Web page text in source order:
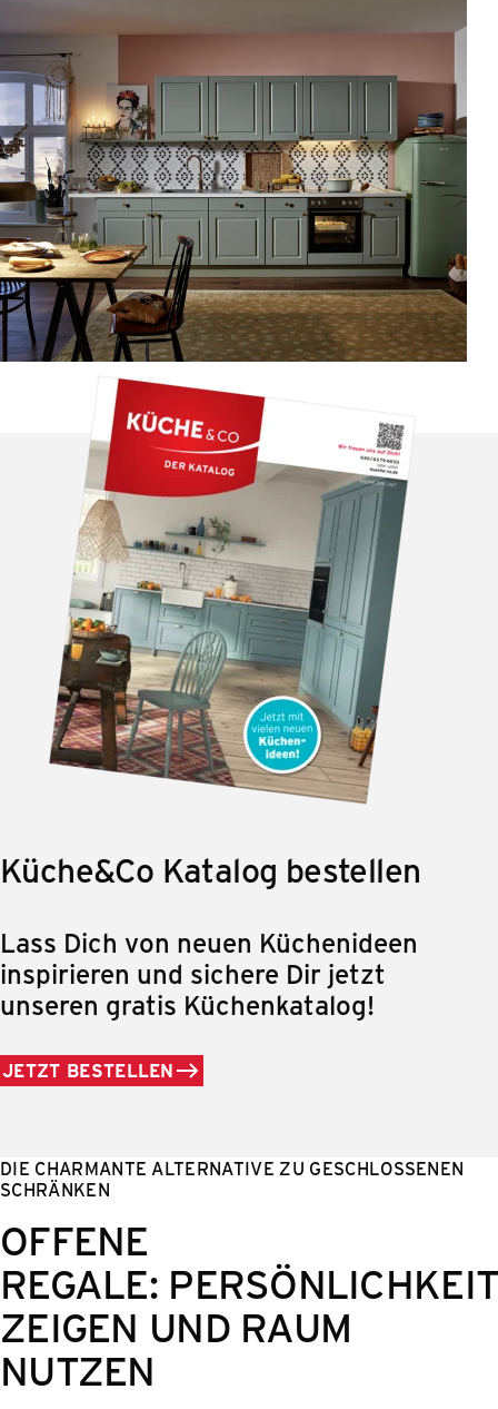
Küche&Co Katalog bestellen
Lass Dich von neuen Küchenideen
inspirieren und sichere Dir jetzt
unseren gratis Küchenkatalog!
JETZT BESTELLEN
DIE CHARMANTE ALTERNATIVE ZU GESCHLOSSENEN
SCHRÄNKEN
OFFENE
REGALE:
ZEIGEN UND RAUM
NUTZEN